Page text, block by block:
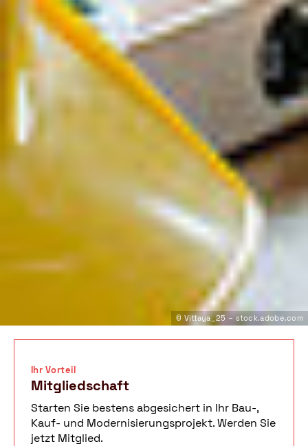
© Vittaya_25 – stock.adobe.com
Ihr Vorteil
Mitgliedschaft
Starten Sie bestens abgesichert in Ihr Bau-,
Kauf- und Modernisierungsprojekt. Werden Sie
jetzt Mitglied.